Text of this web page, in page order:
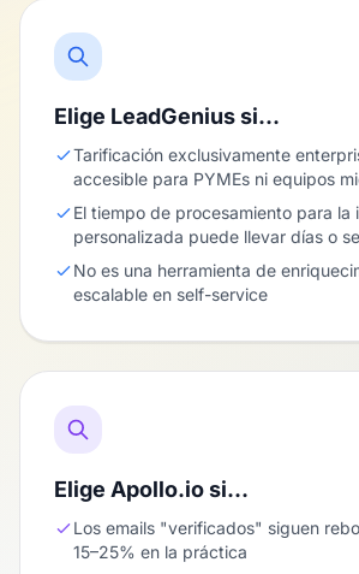
Elige LeadGenius si…
Tarificación exclusivamente
accesible para PYMEs ni equipos
El tiempo de procesamiento para la
personalizada puede llevar días o
No es una herramienta de
escalable en self-service
Elige Apollo.io si…
Los emails "verificados" siguen
15–25% en la práctica